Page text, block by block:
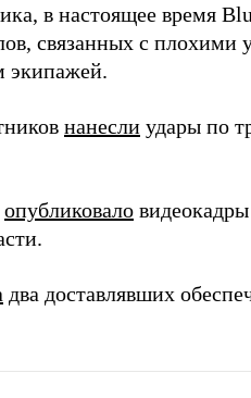
в настоящее время
связанных с плохими
экипажей.
нанесли удары по
опубликовало
два доставлявших